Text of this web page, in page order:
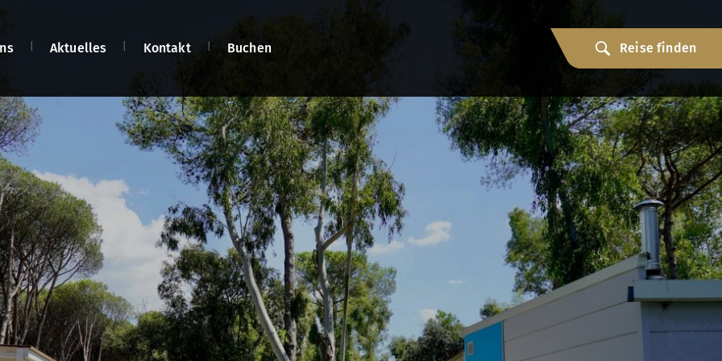
Aktuelles Kontakt Buchen
Domizia
Reise finden